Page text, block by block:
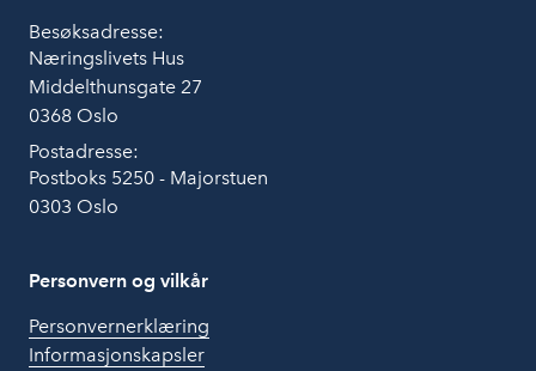
Besøksadresse:
Næringslivets Hus
Middelthunsgate 27
0368 Oslo
Postadresse:
Postboks 5250 - Majorstuen
0303 Oslo
Personvern og vilkår
Personvernerklæring
Informasjonskapsler